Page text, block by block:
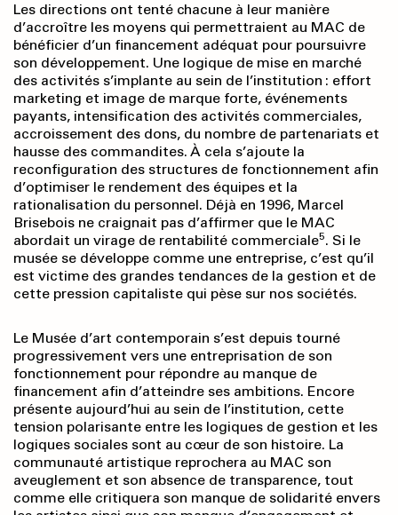
Les directions ont tenté chacune à leur manière
d’accroître les moyens qui permettraient au MAC de
bénéficier d’un financement adéquat pour poursuivre
son développement. Une logique de mise en marché
des activités s’implante au sein de l’institution : effort
marketing et image de marque forte, événements
payants, intensification des activités commerciales,
accroissement des dons, du nombre de partenariats et
hausse des commandites. À cela s’ajoute la
reconfiguration des structures de fonctionnement afin
d’optimiser le rendement des équipes et la
rationalisation du personnel. Déjà en 1996, Marcel
Brisebois ne craignait pas d’affirmer que le MAC
abordait un virage de rentabilité commerciale5. Si le
musée se développe comme une entreprise, c’est qu’il
est victime des grandes tendances de la gestion et de
cette pression capitaliste qui pèse sur nos sociétés.
Le Musée d’art contemporain s’est depuis tourné
progressivement vers une entreprisation de son
fonctionnement pour répondre au manque de
financement afin d’atteindre ses ambitions. Encore
présente aujourd’hui au sein de l’institution, cette
tension polarisante entre les logiques de gestion et les
logiques sociales sont au cœur de son histoire. La
communauté artistique reprochera au MAC son
aveuglement et son absence de transparence, tout
comme elle critiquera son manque de solidarité envers